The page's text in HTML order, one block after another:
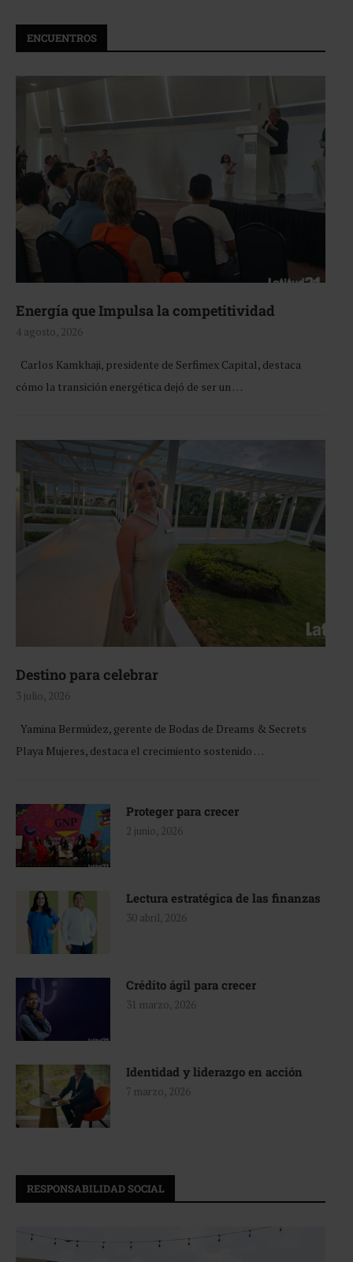
ENCUENTROS
Energía que Impulsa la competitividad
4 agosto, 2026
Carlos Kamkhaji, presidente de Serfimex Capital, destaca
cómo la transición energética dejó de ser un …
Destino para celebrar
3 julio, 2026
Yamina Bermúdez, gerente de Bodas de Dreams & Secrets
Playa Mujeres, destaca el crecimiento sostenido …
Proteger para crecer
2 junio, 2026
Lectura estratégica de las finanzas
30 abril, 2026
Crédito ágil para crecer
31 marzo, 2026
Identidad y liderazgo en acción
7 marzo, 2026
RESPONSABILIDAD SOCIAL